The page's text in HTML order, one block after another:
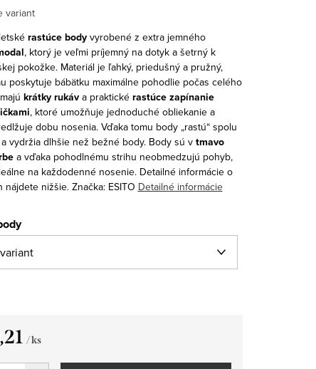
variant
rastúce bodyvyrobené z extra jemného
, ktorý je veľmi príjemný na dotyk a šetrný k
pokožke. Materiál je ľahký, priedušný a pružný,
poskytuje bábätku maximálne pohodlie počas celého
krátky rukáva praktické rastúce zapínanie
, ktoré umožňuje jednoduché obliekanie a
dobu nosenia. Vďaka tomu body „rastú“ spolu
vydržia dlhšie než bežné body. Body sú v tmavo
a vďaka pohodlnému strihu neobmedzujú pohyb,
na každodenné nosenie. Detailné informácie o
nájdete nižšie. Značka: ESITO Detailné informácie
/ ks